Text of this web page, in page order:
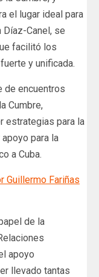
el lugar ideal para
Canel, se
facilitó los
y unificada.
de encuentros
Cumbre,
estrategias para la
para la
a Cuba.
Guillermo Fariñas
de la
apoyo
llevado tantas